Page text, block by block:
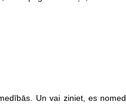
Un vai ziniet, es